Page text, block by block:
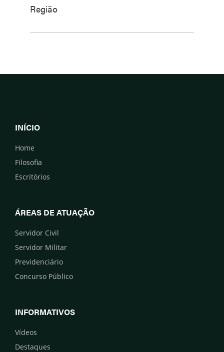
Região
INÍCIO
Home
Filosofia
Escritórios
ÁREAS DE ATUAÇÃO
Servidor Civil
Servidor Militar
Previdenciário
Concurso Público
INFORMATIVOS
Vídeos
Destaques